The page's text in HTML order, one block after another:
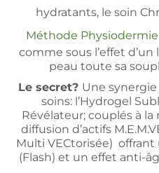
hydratants, le soin
Méthode Physiodermie
comme sous l’effet
peau toute sa
Le secret? Une
soins: l’Hydrogel
Révélateur; couplés à
diffusion d’actifs
Multi VECtorisée)
(Flash) et un effet anti-